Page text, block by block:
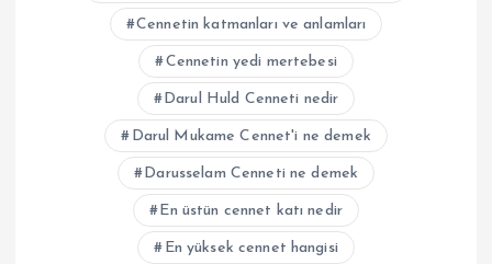
Cennetin katmanları ve anlamları
Cennetin yedi mertebesi
Darul Huld Cenneti nedir
Darul Mukame Cennet'i ne demek
Darusselam Cenneti ne demek
En üstün cennet katı nedir
En yüksek cennet hangisi